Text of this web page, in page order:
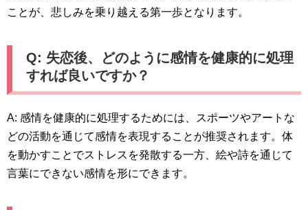
ことが、悲しみを乗り越える第一歩となります。
Q: 失恋後、どのように感情を健康的に処理
すれば良いですか？
A: 感情を健康的に処理するためには、スポーツやアートな
どの活動を通じて感情を表現することが推奨されます。体
を動かすことでストレスを発散する一方、絵や詩を通じて
言葉にできない感情を形にできます。